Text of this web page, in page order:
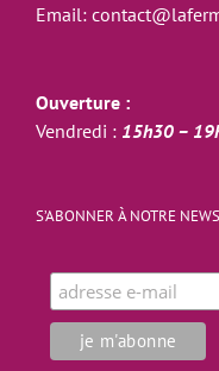
Email:
Ouverture :
Vendredi : 15h30 –
S’ABONNER À NOTRE